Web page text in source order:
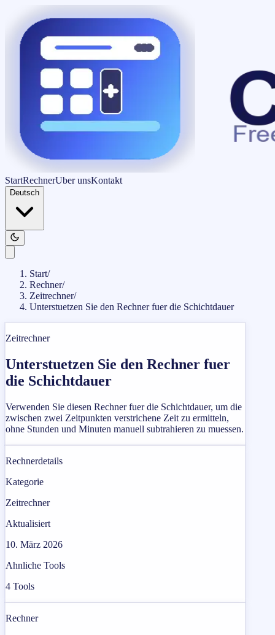
StartRechnerUber unsKontakt
Deutsch
Start/
Rechner/
Zeitrechner/
Unterstuetzen Sie den Rechner fuer die Schichtdauer
Zeitrechner
Unterstuetzen Sie den Rechner fuer
die Schichtdauer
Verwenden Sie diesen Rechner fuer die Schichtdauer, um die
zwischen zwei Zeitpunkten verstrichene Zeit zu ermitteln,
ohne Stunden und Minuten manuell subtrahieren zu muessen.
Rechnerdetails
Kategorie
Zeitrechner
Aktualisiert
10. März 2026
Ahnliche Tools
4 Tools
Rechner